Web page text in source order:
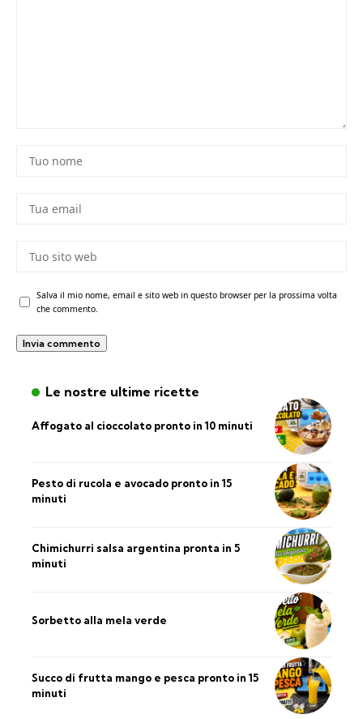
Salva il mio nome, email e sito web in questo browser per la prossima volta
che commento.
Le nostre ultime ricette
Affogato al cioccolato pronto in 10 minuti
Pesto di rucola e avocado pronto in 15
minuti
Chimichurri salsa argentina pronta in 5
minuti
Sorbetto alla mela verde
Succo di frutta mango e pesca pronto in 15
minuti